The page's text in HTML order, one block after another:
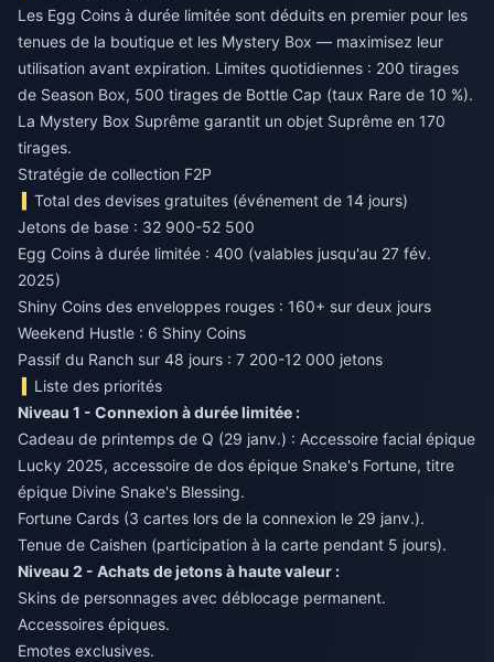
Les Egg Coins à durée limitée sont déduits en premier pour les
tenues de la boutique et les Mystery Box — maximisez leur
utilisation avant expiration. Limites quotidiennes : 200 tirages
de Season Box, 500 tirages de Bottle Cap (taux Rare de 10 %).
La Mystery Box Suprême garantit un objet Suprême en 170
tirages.
Stratégie de collection F2P
Total des devises gratuites (événement de 14 jours)
Jetons de base : 32 900-52 500
Egg Coins à durée limitée : 400 (valables jusqu'au 27 fév.
2025)
Shiny Coins des enveloppes rouges : 160+ sur deux jours
Weekend Hustle : 6 Shiny Coins
Passif du Ranch sur 48 jours : 7 200-12 000 jetons
Liste des priorités
Niveau 1 - Connexion à durée limitée :
Cadeau de printemps de Q (29 janv.) : Accessoire facial épique
Lucky 2025, accessoire de dos épique Snake's Fortune, titre
épique Divine Snake's Blessing.
Fortune Cards (3 cartes lors de la connexion le 29 janv.).
Tenue de Caishen (participation à la carte pendant 5 jours).
Niveau 2 - Achats de jetons à haute valeur :
Skins de personnages avec déblocage permanent.
Accessoires épiques.
Emotes exclusives.